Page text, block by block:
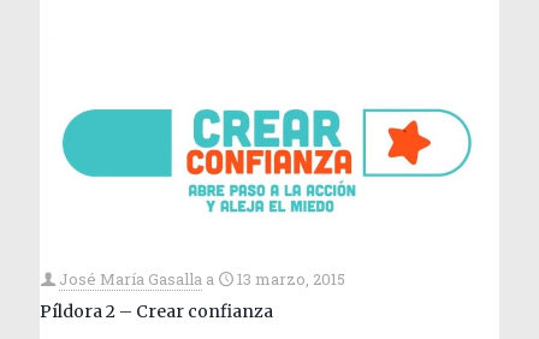
José María Gasalla a
13 marzo, 2015
Píldora 2 – Crear confianza